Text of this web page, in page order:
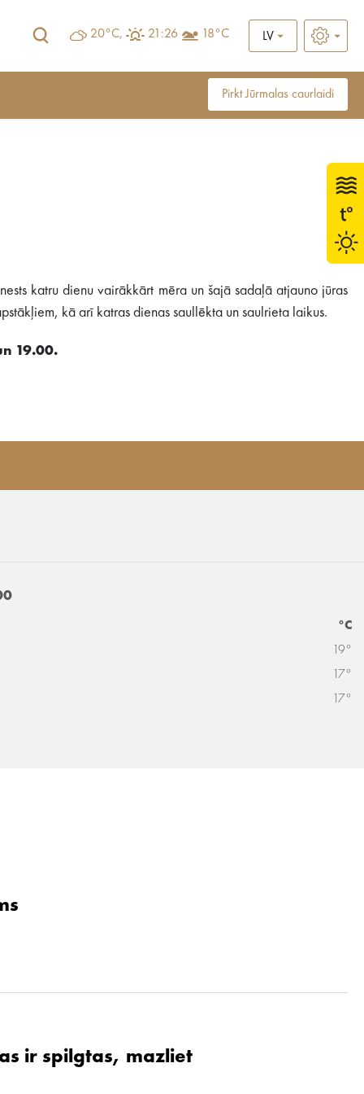
20°C, 21:26 18°C LV
Pirkt Jūrmalas caurlaidi
katru dienu vairākkārt mēra un šajā sadaļā atjauno jūras
kā arī katras dienas saullēkta un saulrieta laikus.
19.00.
°C
19°
17°
17°
ir spilgtas, mazliet